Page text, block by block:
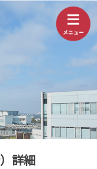
詳細